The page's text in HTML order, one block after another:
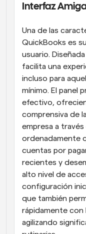
Interfaz
Una de las
QuickBooks es
usuario.
facilita una
incluso para
mínimo. El panel
efectivo,
comprensiva de
empresa a
ordenadamente
cuentas por
recientes y
alto nivel de
configuración
que también
rápidamente
agilizando